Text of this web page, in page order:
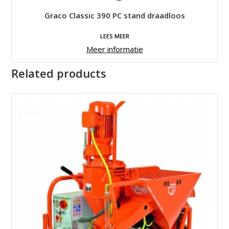
Graco Classic 390 PC stand draadloos
LEES MEER
Meer informatie
Related products